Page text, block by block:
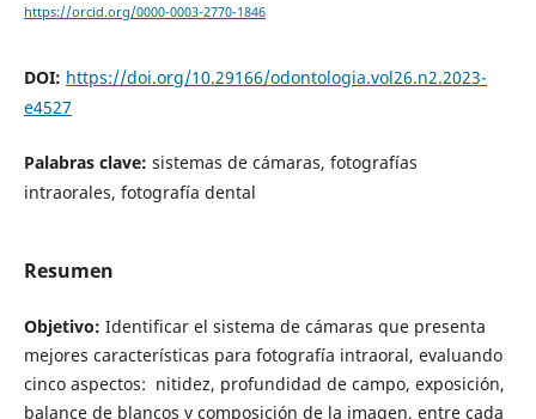
https://orcid.org/0000-0003-2770-1846
DOI: https://doi.org/10.29166/odontologia.vol26.n2.2023-
e4527
Palabras clave: sistemas de cámaras, fotografías
intraorales, fotografía dental
Resumen
Objetivo: Identificar el sistema de cámaras que presenta
mejores características para fotografía intraoral, evaluando
cinco aspectos: nitidez, profundidad de campo, exposición,
balance de blancos y composición de la imagen, entre cada